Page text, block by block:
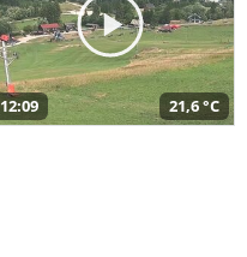
12:09 21,6 °C